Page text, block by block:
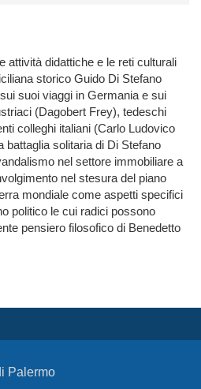
attività didattiche e le reti culturali
storico Guido Di Stefano
suoi viaggi in Germania e sui
(Dagobert Frey), tedeschi
colleghi italiani (Carlo Ludovico
battaglia solitaria di Di Stefano
nel settore immobiliare a
nel stesura del piano
mondiale come aspetti specifici
politico le cui radici possono
pensiero filosofico di Benedetto
Palermo